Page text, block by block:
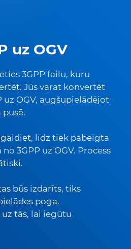
uz OGV
3GPP failu, kuru
Jūs varat konvertēt
uz OGV, augšupielādējot
līdz tiek pabeigta
3GPP uz OGV. Process
būs izdarīts, tiks
poga.
tās, lai iegūtu